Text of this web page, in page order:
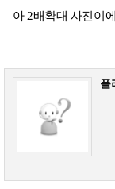
아 2배확대 사진이
플